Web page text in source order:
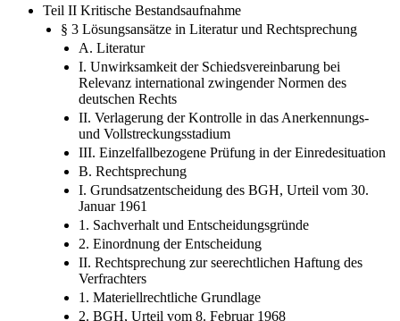
Teil II Kritische Bestandsaufnahme
§ 3 Lösungsansätze in Literatur und Rechtsprechung
A. Literatur
I. Unwirksamkeit der Schiedsvereinbarung bei
Relevanz international zwingender Normen des
deutschen Rechts
II. Verlagerung der Kontrolle in das Anerkennungs-
und Vollstreckungsstadium
III. Einzelfallbezogene Prüfung in der Einredesituation
B. Rechtsprechung
I. Grundsatzentscheidung des BGH, Urteil vom 30.
Januar 1961
1. Sachverhalt und Entscheidungsgründe
2. Einordnung der Entscheidung
II. Rechtsprechung zur seerechtlichen Haftung des
Verfrachters
1. Materiellrechtliche Grundlage
2. BGH, Urteil vom 8. Februar 1968